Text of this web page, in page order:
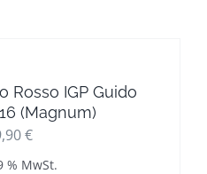
Rosso IGP Guido
(Magnum)
€
% MwSt.